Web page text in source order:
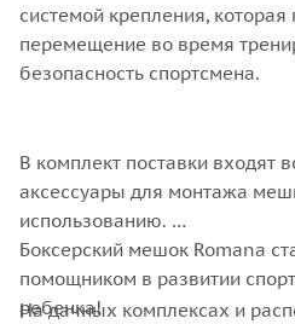
системой крепления,
перемещение во время
безопасность спортсмена.
В комплект поставки входят
аксессуары для монтажа
использованию.
Боксерский мешок Romana
помощником в развитии
ребенка!
На дачных комплексах и